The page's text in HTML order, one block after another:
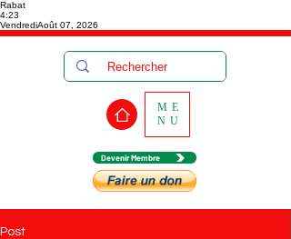
Rabat
4:23
VendrediAoût 07, 2026
Devenir Membre
ME
NU
Post